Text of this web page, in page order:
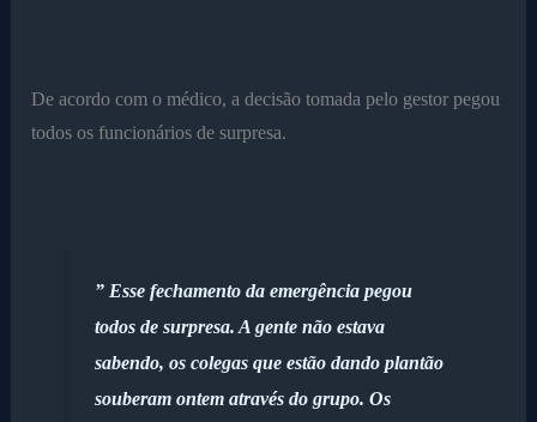
De acordo com o médico, a decisão tomada pelo gestor pegou
todos os funcionários de surpresa.
” Esse fechamento da emergência pegou
todos de surpresa. A gente não estava
sabendo, os colegas que estão dando plantão
souberam ontem através do grupo. Os